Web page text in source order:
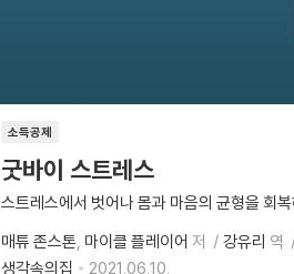
소득공제
굿바이 스트레스
스트레스에서 벗어나 몸과 마음의 균형을 회
매튜 존스톤 마이클 플레이어 저 강유리 역
생각속의집
2021.06.10.